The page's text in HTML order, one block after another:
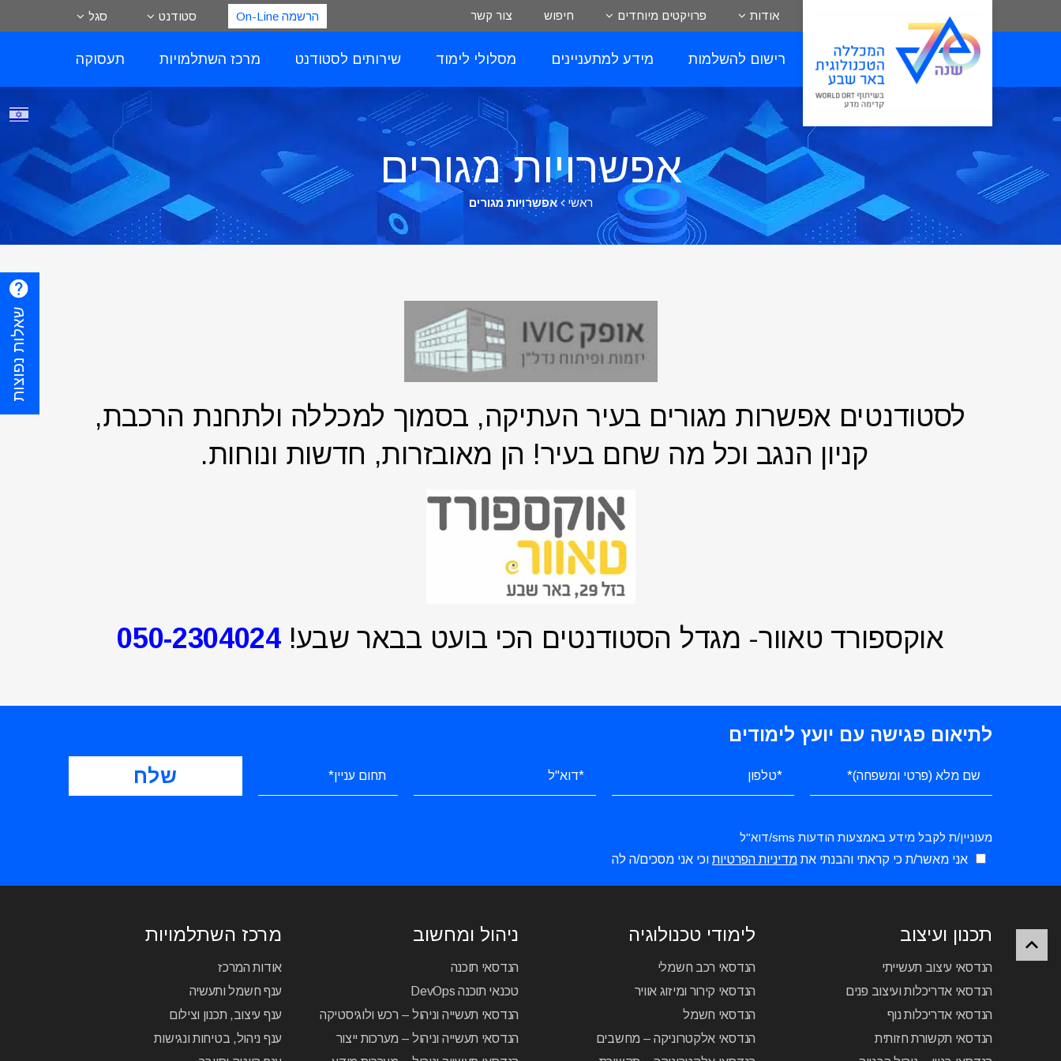
אודות פרויקטים מיוחדים חיפוש צור קשר הרשמה On-Line סטודנט סגל
רישום להשלמות מידע למתעניינים מסלולי לימוד שירותים לסטודנט מרכז השתלמויות תעסוקה
אפשרויות מגורים
ראשי אפשרויות מגורים
לסטודנטים אפשרות מגורים בעיר העתיקה, בסמוך למכללה ולתחנת הרכבת,
קניון הנגב וכל מה שחם בעיר! הן מאובזרות, חדשות ונוחות.
אוקספורד טאוור- מגדל הסטודנטים הכי בועט בבאר שבע!050-2304024
לתיאום פגישה עם יועץ לימודים
מעוניין/ת לקבל מידע באמצעות הודעות sms/דוא"ל
אני מאשר/ת כי קראתי והבנתי את מדיניות הפרטיות וכי אני מסכים/ה לה
תכנון ועיצוב
הנדסאי עיצוב תעשייתי
הנדסאי אדריכלות ועיצוב פנים
הנדסאי אדריכלות נוף
הנדסאי תקשורת חזותית
לימודי טכנולוגיה
הנדסאי רכב חשמלי
הנדסאי קירור ומיזוג אוויר
הנדסאי חשמל
הנדסאי אלקטרוניקה – מחשבים
ניהול ומחשוב
הנדסאי תוכנה
טכנאי תוכנה DevOps
הנדסאי תעשייה וניהול – רכש ולוגיסטיקה
הנדסאי תעשייה וניהול – מערכות ייצור
מרכז השתלמויות
אודות המרכז
ענף חשמל ותעשיה
ענף עיצוב, תכנון וצילום
ענף ניהול, בטיחות ונגישות
שאלות נפוצות